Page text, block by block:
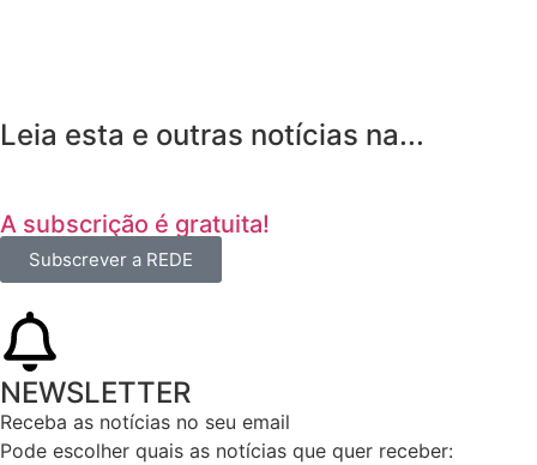
Leia esta e outras notícias na...
A subscrição é gratuita!
Subscrever a REDE
NEWSLETTER
Receba as notícias no seu email​
Pode escolher quais as notícias que quer receber: